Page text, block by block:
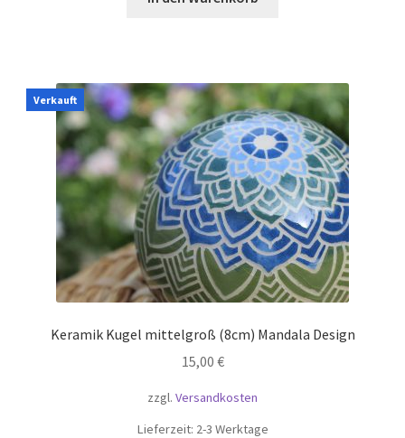
Verkauft
Keramik Kugel mittelgroß (8cm) Mandala Design
15,00 €
zzgl. Versandkosten
Lieferzeit: 2-3 Werktage